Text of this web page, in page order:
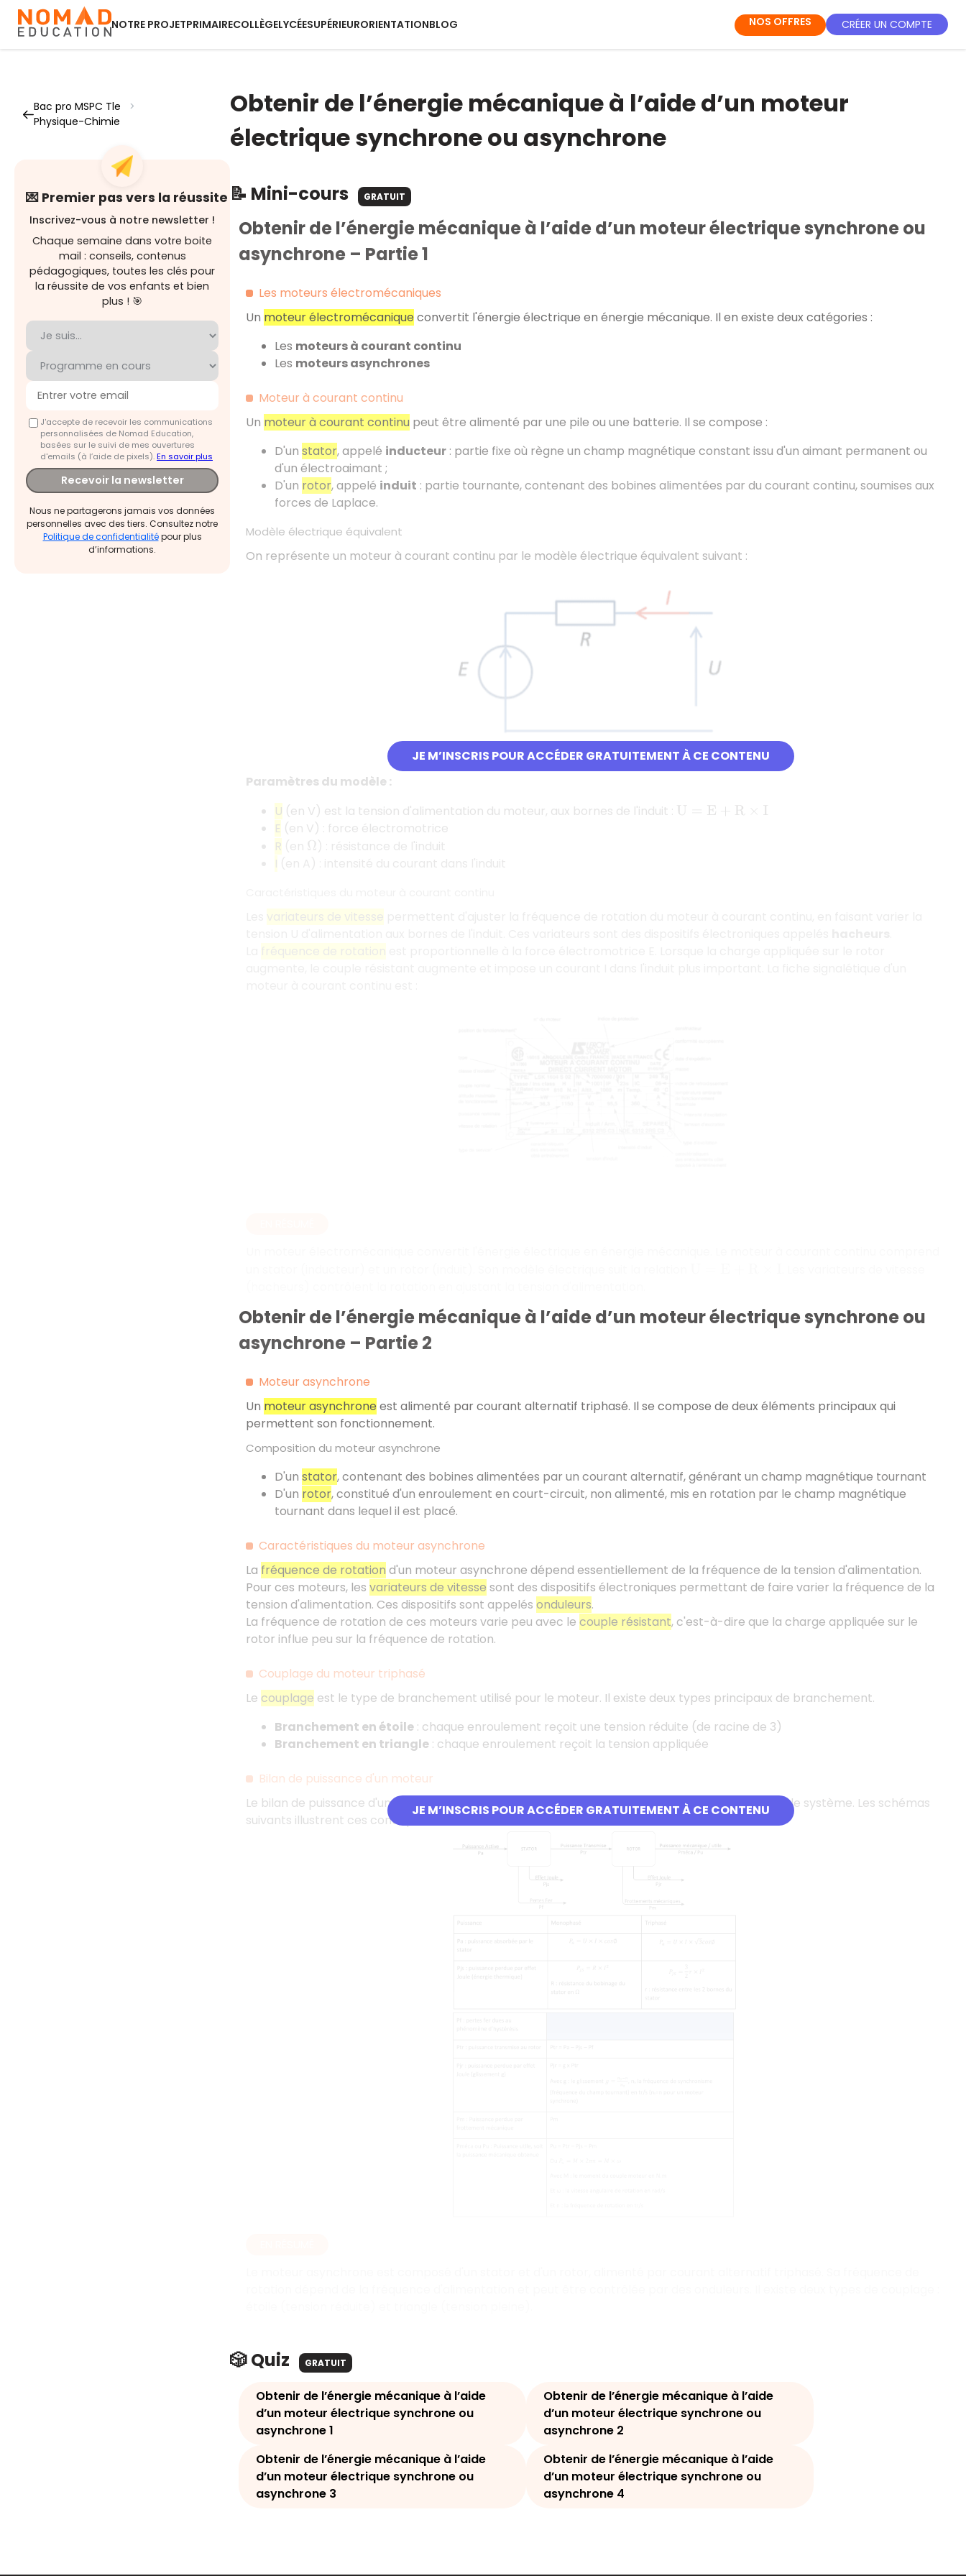
NOTRE PROJETPRIMAIRECOLLÈGELYCÉESUPÉRIEURORIENTATIONBLOG NOS OFFRES CRÉER UN COMPTE
Bac pro MSPC Tle
>
Physique-Chimie
💌 Premier pas vers la réussite
Inscrivez-vous à notre newsletter !
Chaque semaine dans votre boite
mail : conseils, contenus
pédagogiques, toutes les clés pour
la réussite de vos enfants et bien
plus ! 🎯
J'accepte de recevoir les communications
personnalisées de Nomad Education,
basées sur le suivi de mes ouvertures
d'emails (à l’aide de pixels).En savoir plus
Recevoir la newsletter
Nous ne partagerons jamais vos données
personnelles avec des tiers. Consultez notre
Politique de confidentialitépour plus
d’informations.
Obtenir de l’énergie mécanique à l’aide d’un moteur
électrique synchrone ou asynchrone
📝 Mini-cours GRATUIT
JE M’INSCRIS POUR ACCÉDER GRATUITEMENT À CE CONTENU
Obtenir de l’énergie mécanique à l’aide d’un moteur électrique synchrone ou
asynchrone – Partie 1
Les moteurs électromécaniques
Un moteur électromécanique convertit l'énergie électrique en énergie mécanique. Il en existe deux catégories :
Les moteurs à courant continu
Les moteurs asynchrones
Moteur à courant continu
Un moteur à courant continu peut être alimenté par une pile ou une batterie. Il se compose :
D'un stator, appelé inducteur: partie fixe où règne un champ magnétique constant issu d'un aimant permanent ou
d'un électroaimant ;
D'un rotor, appelé induit : partie tournante, contenant des bobines alimentées par du courant continu, soumises aux
forces de Laplace.
Modèle électrique équivalent
On représente un moteur à courant continu par le modèle électrique équivalent suivant :
Paramètres du modèle :
U (en V) est la tension d'alimentation du moteur, aux bornes de l'induit : U R×
E (en V) : force électromotrice
R (en Ω ) : résistance de l'induit
I
JE M’INSCRIS POUR ACCÉDER GRATUITEMENT À CE CONTENU
Obtenir de l’énergie mécanique à l’aide d’un moteur électrique synchrone ou
asynchrone – Partie 2
Moteur asynchrone
Un moteur asynchrone est alimenté par courant alternatif triphasé. Il se compose de deux éléments principaux qui
permettent son fonctionnement.
Composition du moteur asynchrone
D'un stator, contenant des bobines alimentées par un courant alternatif, générant un champ magnétique tournant
D'un rotor, constitué d'un enroulement en court-circuit, non alimenté, mis en rotation par le champ magnétique
tournant dans lequel il est placé.
Caractéristiques du moteur asynchrone
La fréquence de rotation d'un moteur asynchrone dépend essentiellement de la fréquence de la tension d'alimentation.
Pour ces moteurs, les variateurs de vitesse sont des dispositifs électroniques permettant de faire varier la fréquence de la
tension d'alimentation. Ces dispositifs sont appelés onduleurs.
La fréquence de rotation de ces moteurs varie peu avec le couple résistant, c'est-à-dire que la charge appliquée sur le
rotor influe peu sur la fréquence de rotation.
Couplage du moteur triphasé
Le couplage est le type de branchement utilisé pour le moteur. Il existe deux types principaux de branchement.
Branchement en étoile: chaque enroulement reçoit une tension réduite (de racine de 3)
Branchement en triangle: chaque enroulement reçoit la tension appliquée
Bilan de puissance d'un moteur
Le bilan de puissance d'un moteur permet d'analyser les différentes pertes et rendements dans le système. Les schémas
suivants illustrent ces concepts.
🎲 Quiz GRATUIT
Obtenir de l’énergie mécanique à l’aide
d’un moteur électrique synchrone ou
asynchrone 1
Obtenir de l’énergie mécanique à l’aide
d’un moteur électrique synchrone ou
asynchrone 2
Obtenir de l’énergie mécanique à l’aide
d’un moteur électrique synchrone ou
asynchrone 3
Obtenir de l’énergie mécanique à l’aide
d’un moteur électrique synchrone ou
asynchrone 4